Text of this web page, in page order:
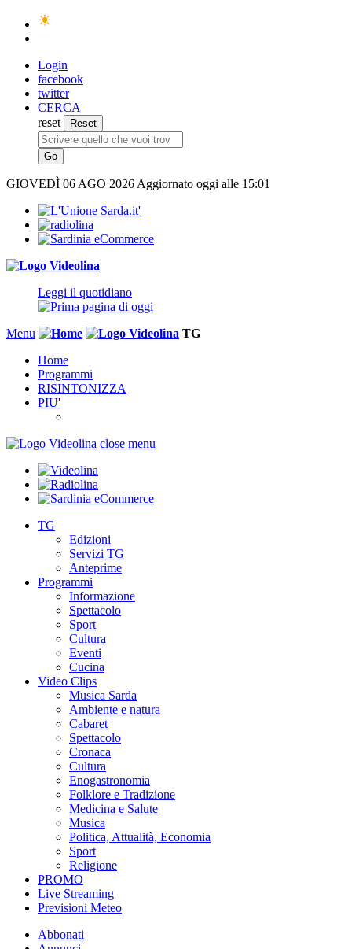
Login
facebook
twitter
CERCA
reset
GIOVEDÌ 06 AGO 2026 Aggiornato oggi alle 15:01
Leggi il quotidiano
Menu
TG
Home
Programmi
RISINTONIZZA
PIU'
close menu
TG
Edizioni
Servizi TG
Anteprime
Programmi
Informazione
Spettacolo
Sport
Cultura
Eventi
Cucina
Video Clips
Musica Sarda
Ambiente e natura
Cabaret
Spettacolo
Cronaca
Cultura
Enogastronomia
Folklore e Tradizione
Medicina e Salute
Musica
Politica, Attualità, Economia
Sport
Religione
PROMO
Live Streaming
Previsioni Meteo
Abbonati